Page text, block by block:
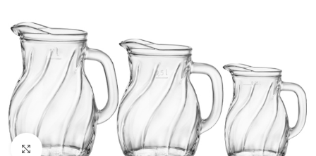
Clicca per ingrandire